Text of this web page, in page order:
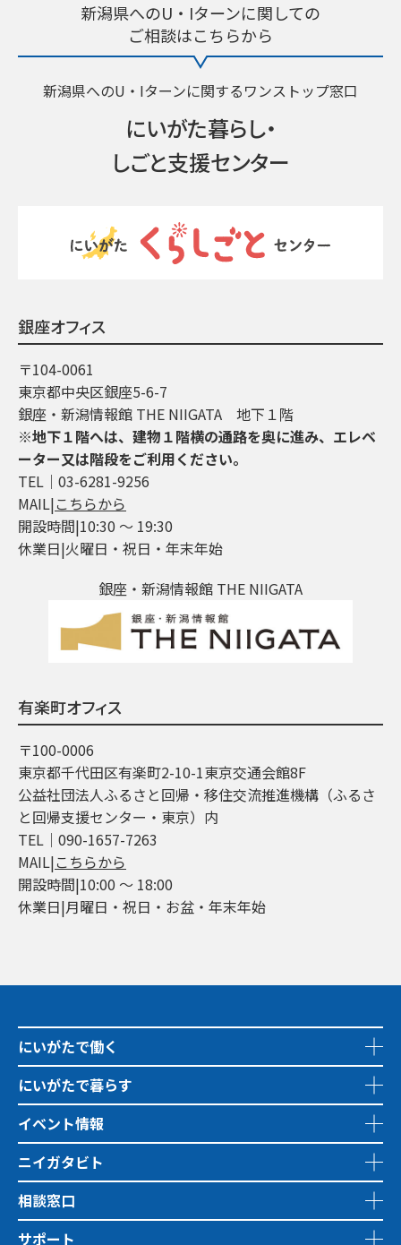
新潟県へのU・Iターンに関しての
ご相談はこちらから
新潟県へのU・Iターンに関するワンストップ窓口
にいがた暮らし・
しごと支援センター
銀座オフィス
〒104-0061
東京都中央区銀座5-6-7
銀座・新潟情報館 THE NIIGATA 地下１階
※地下１階へは、建物１階横の通路を奥に進み、エレベ
ーター又は階段をご利用ください。
TEL│03-6281-9256
MAIL|こちらから
開設時間|10:30 ～ 19:30
休業日|火曜日・祝日・年末年始
銀座・新潟情報館 THE NIIGATA
有楽町オフィス
〒100-0006
東京都千代田区有楽町2-10-1東京交通会館8F
公益社団法人ふるさと回帰・移住交流推進機構（ふるさ
と回帰支援センター・東京）内
TEL│090-1657-7263
MAIL|こちらから
開設時間|10:00 ～ 18:00
休業日|月曜日・祝日・お盆・年末年始
にいがたで働く
にいがたで暮らす
イベント情報
ニイガタビト
相談窓口
サポート